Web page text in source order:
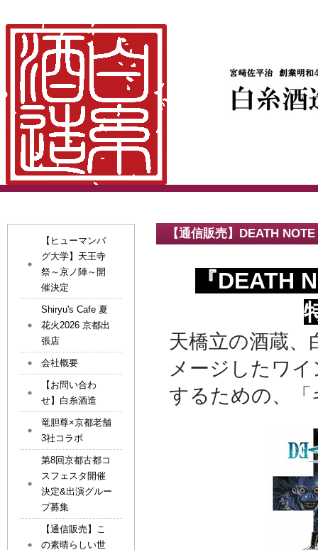
【通信販売】DEATH NOTE
『DEATH
天橋立の酒蔵、
メージしたワ
するための、
【ヒューマンバ
グ大学】天王寺
祭～京ノ陣～開
催決定
Shiryu's Cafe 夏
花火2026 京都出
張店
会社概要
【お問い合わ
せ】白糸酒造
竜胆尊×京都老舗
3社コラボ
第8回京都古都コ
スフェスタ開催
決定&出演グルー
プ募集
【通信販売】こ
の素晴らしい世